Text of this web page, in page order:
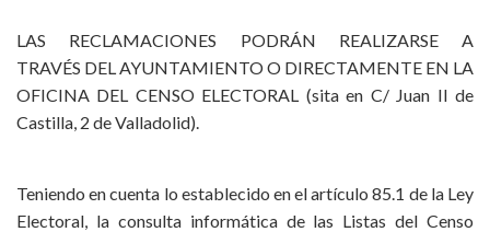
LAS RECLAMACIONES PODRÁN REALIZARSE A
TRAVÉS DEL AYUNTAMIENTO O DIRECTAMENTE EN LA
OFICINA DEL CENSO ELECTORAL (sita en C/ Juan II de
Castilla, 2 de Valladolid).
Teniendo en cuenta lo establecido en el artículo 85.1 de la Ley
Electoral, la consulta informática de las Listas del Censo